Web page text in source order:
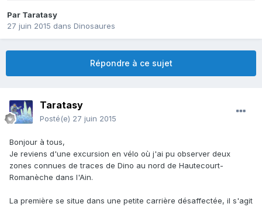
Par Taratasy
27 juin 2015 dans Dinosaures
Répondre à ce sujet
Taratasy
Posté(e) 27 juin 2015
Bonjour à tous,
Je reviens d'une excursion en vélo où j'ai pu observer deux
zones connues de traces de Dino au nord de Hautecourt-
Romanèche dans l'Ain.
La première se situe dans une petite carrière désaffectée, il s'agit